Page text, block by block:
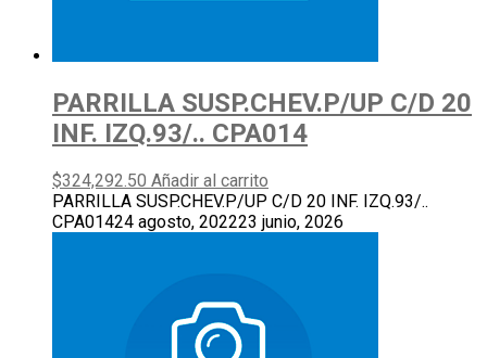
PARRILLA SUSP.CHEV.P/UP C/D 20
INF. IZQ.93/.. CPA014
$324,292.50 Añadir al carrito
PARRILLA SUSP.CHEV.P/UP C/D 20 INF. IZQ.93/..
CPA01424 agosto, 202223 junio, 2026